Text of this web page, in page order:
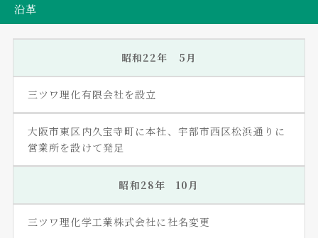
沿革
昭和22年 5月
三ツワ理化有限会社を設立
大阪市東区内久宝寺町に本社、宇部市西区松浜通りに
営業所を設けて発足
昭和28年 10月
三ツワ理化学工業株式会社に社名変更